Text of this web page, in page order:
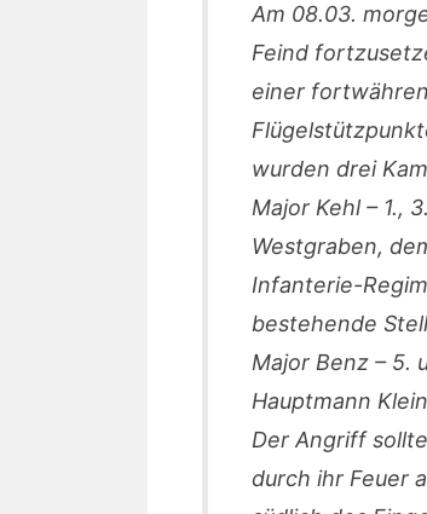
Am 08.03.
Feind
einer
wurden drei
Major Kehl – 1.,
Westgraben,
Infanterie-
bestehende
Major Benz – 5.
Hauptmann
Der Angriff
durch ihr Feuer